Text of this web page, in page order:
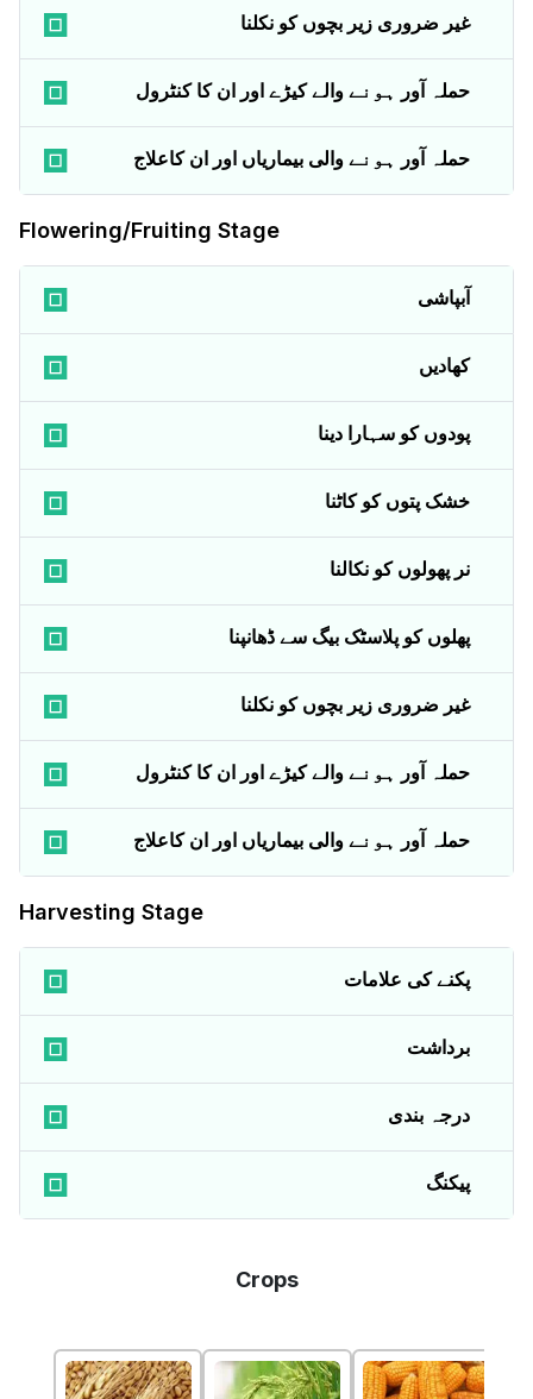
Crops
غیر ضروری زیر بچوں کو نکلنا
حملہ آور ہونے والے کیڑے اور ان کا کنٹرول
حملہ آور ہونے والی بیماریاں اور ان کاعلاج
Flowering/Fruiting Stage
آبپاشی
کھادیں
پودوں کو سہارا دینا
خشک پتوں کو کاٹنا
نر پھولوں کو نکالنا
پھلوں کو پلاسٹک بیگ سے ڈھانپنا
غیر ضروری زیر بچوں کو نکلنا
حملہ آور ہونے والے کیڑے اور ان کا کنٹرول
حملہ آور ہونے والی بیماریاں اور ان کاعلاج
Harvesting Stage
پکنے کی علامات
برداشت
درجہ بندی
پیکنگ